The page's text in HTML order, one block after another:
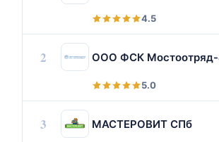
4.5
2 ООО ФСК
5.0
3 МАСТЕРОВИТ СПб